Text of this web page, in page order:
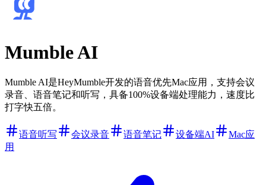
Mumble AI
Mumble AI是HeyMumble开发的语音优先Mac应用，支持会议
录音、语音笔记和听写，具备100%设备端处理能力，速度比
打字快五倍。
语音听写 会议录音 语音笔记 设备端AI
Mac应
用